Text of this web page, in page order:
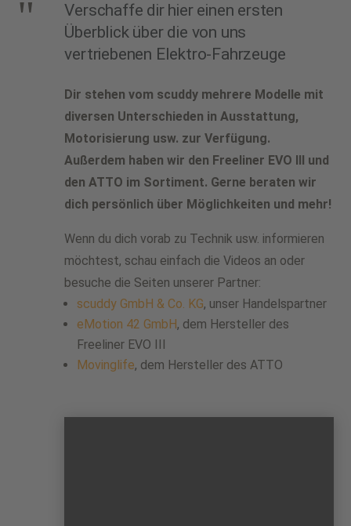
Verschaffe dir hier einen ersten
Überblick über die von uns
vertriebenen Elektro-Fahrzeuge
Dir stehen vom scuddy mehrere Modelle mit
diversen Unterschieden in Ausstattung,
Motorisierung usw. zur Verfügung.
Außerdem haben wir den Freeliner EVO III und
den ATTO im Sortiment. Gerne beraten wir
dich persönlich über Möglichkeiten und mehr!
Wenn du dich vorab zu Technik usw. informieren
möchtest, schau einfach die Videos an oder
besuche die Seiten unserer Partner:
scuddy GmbH & Co. KG, unser Handelspartner
eMotion 42 GmbH, dem Hersteller des
Freeliner EVO III
Movinglife, dem Hersteller des ATTO